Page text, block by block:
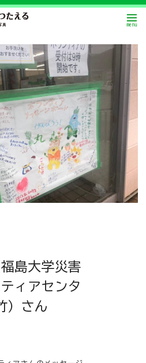
島大学災害
ィアセンタ
）さん